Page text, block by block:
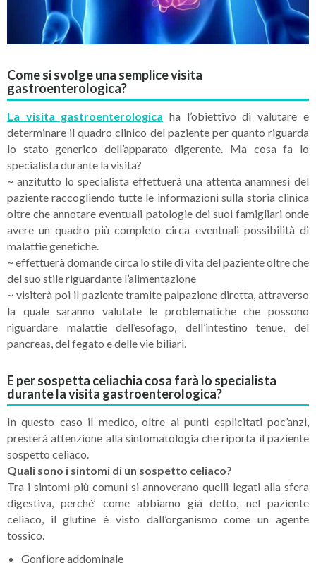
Come si svolge una semplice visita
gastroenterologica?
La visita gastroenterologica ha l’obiettivo di valutare e
determinare il quadro clinico del paziente per quanto riguarda
lo stato generico dell’apparato digerente. Ma cosa fa lo
specialista durante la visita?
~ anzitutto lo specialista effettuerà una attenta anamnesi del
paziente raccogliendo tutte le informazioni sulla storia clinica
oltre che annotare eventuali patologie dei suoi famigliari onde
avere un quadro più completo circa eventuali possibilità di
malattie genetiche.
~ effettuerà domande circa lo stile di vita del paziente oltre che
del suo stile riguardante l’alimentazione
~ visiterà poi il paziente tramite palpazione diretta, attraverso
la quale saranno valutate le problematiche che possono
riguardare malattie dell’esofago, dell’intestino tenue, del
pancreas, del fegato e delle vie biliari.
E per sospetta celiachia cosa farà lo specialista
durante la visita gastroenterologica?
In questo caso il medico, oltre ai punti esplicitati poc’anzi,
presterà attenzione alla sintomatologia che riporta il paziente
sospetto celiaco.
Quali sono i sintomi di un sospetto celiaco?
Tra i sintomi più comuni si annoverano quelli legati alla sfera
digestiva, perché’ come abbiamo già detto, nel paziente
celiaco, il glutine è visto dall’organismo come un agente
tossico.
Gonfiore addominale